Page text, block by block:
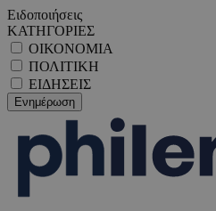
Ειδοποιήσεις
ΚΑΤΗΓΟΡΙΕΣ
ΟΙΚΟΝΟΜΙΑ
ΠΟΛΙΤΙΚΗ
ΕΙΔΗΣΕΙΣ